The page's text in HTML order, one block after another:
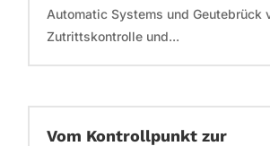
Automatic Systems und Geutebrück
Zutrittskontrolle und...
Vom Kontrollpunkt zur